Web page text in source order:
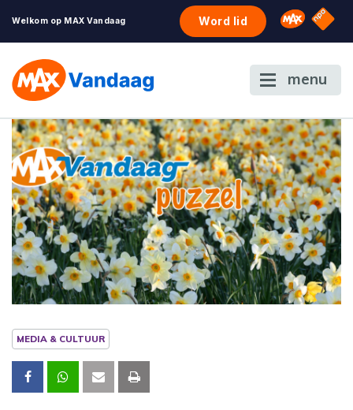
Welkom op MAX Vandaag Word lid Omroep
NPO
menu
MEDIA & CULTUUR